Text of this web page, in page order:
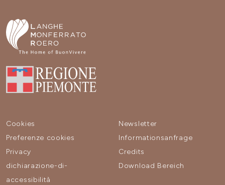
Cookies
Preferenze cookies
Privacy
dichiarazione-di-
accessibilità
Newsletter
Informationsanfrage
Credits
Download Bereich